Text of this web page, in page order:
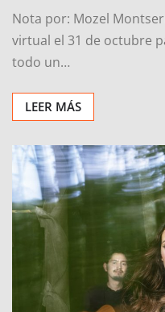
Nota por: Mozel
virtual el 31 de octubre
todo un…
LEER MÁS